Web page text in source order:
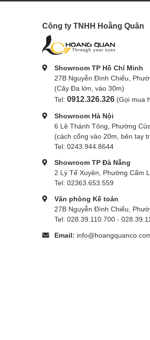
Công ty TNHH Hoằng Quân
Showroom TP Hồ Chí Minh
27B Nguyễn Đình Chiểu,
(Cây Đa lớn, vào 30m)
Tel: 0912.326.326 (Gọi mua
Showroom Hà Nội
6 Lê Thánh Tông, Phường
(cách cổng vào 20m, bên tay
Tel: 0243.944.8644
Showroom TP Đà Nẵng
2 Lý Tế Xuyên, Phường Cẩm
Tel: 02363.653.559
Văn phòng Kế toán
27B Nguyễn Đình Chiểu,
Tel: 028.39.110.700 -
Email: